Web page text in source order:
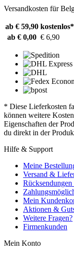
Versandkosten für
ab € 59,90 kostenlos*
ab € 0,00 € 6,90
* Diese Lieferkosten
können weitere
Eigenschaften der
du direkt in der
Hilfe & Support
Meine
Versand &
Mein
Aktionen &
Weitere Fragen?
Firmenkunden
Mein Konto